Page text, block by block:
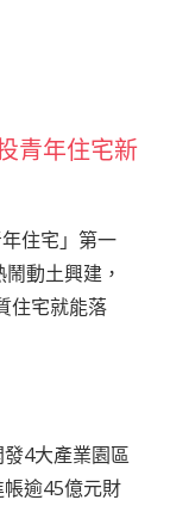
青年住宅新
住宅」第一
動土興建，
住宅就能落
4大產業園區
逾45億元財